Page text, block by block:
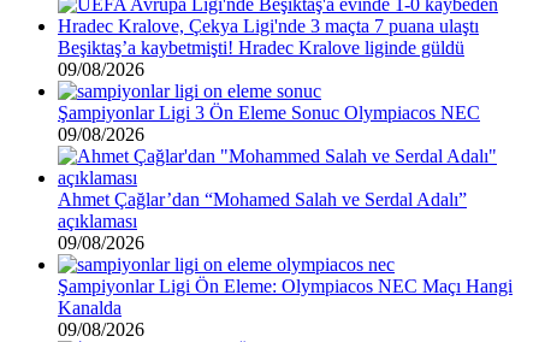
Beşiktaş’a kaybetmişti! Hradec Kralove liginde güldü
09/08/2026
Şampiyonlar Ligi 3 Ön Eleme Sonuc Olympiacos NEC
09/08/2026
Ahmet Çağlar’dan “Mohamed Salah ve Serdal Adalı”
açıklaması
09/08/2026
Şampiyonlar Ligi Ön Eleme: Olympiacos NEC Maçı Hangi
Kanalda
09/08/2026